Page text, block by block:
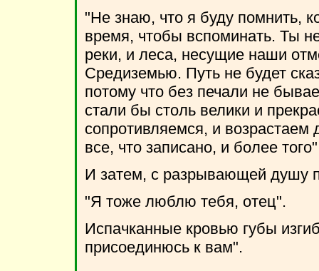
"Не знаю, что я буду помнить,
время, чтобы вспоминать. Ты
реки, и леса, несущие наши
Средиземью. Путь не будет
потому что без печали не
стали бы столь велики и
сопротивляемся, и
все, что записано, и более
И затем, с разрывающей душу
"Я тоже люблю тебя, отец".
Испачканные кровью губы
присоединюсь к вам".